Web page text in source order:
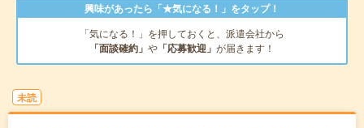
興味があったら「★気になる！」をタップ！
「気になる！」を押しておくと、派遣会社から
「面談確約」 や 「応募歓迎」 が届きます！
未読